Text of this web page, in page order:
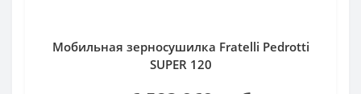
Мобильная зерносушилка Fratelli Pedrotti
SUPER 120